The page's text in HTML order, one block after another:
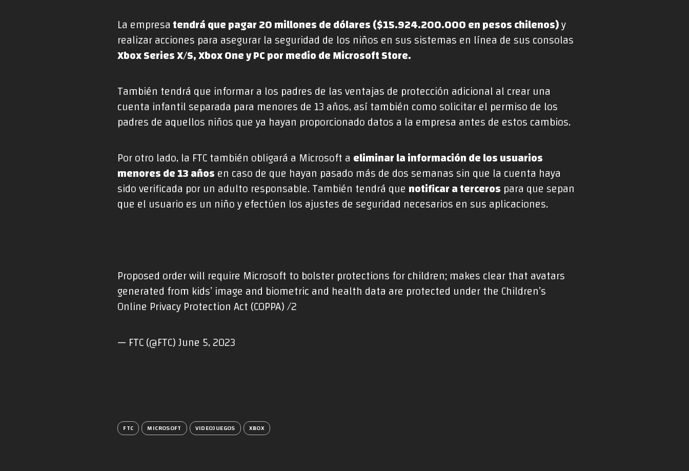
La empresatendrá que pagar 20 millones de dólares ($15.924.200.000 en pesos chilenos)y
realizar acciones para asegurar la seguridad de los niños en sus sistemas en línea de sus consolas
Xbox Series X/S, Xbox One y PC por medio de Microsoft Store.
También tendrá que informar a los padres de las ventajas de protección adicional al crear una
cuenta infantil separada para menores de 13 años, así también como solicitar el permiso de los
padres de aquellos niños que ya hayan proporcionado datos a la empresa antes de estos cambios.
Por otro lado, la FTC también obligará a Microsoft a eliminar la información de los usuarios
menores de 13 añosen caso de que hayan pasado más de dos semanas sin que la cuenta haya
sido verificada por un adulto responsable. También tendrá que notificar a terceros para que sepan
que el usuario es un niño y efectúen los ajustes de seguridad necesarios en sus aplicaciones.
Proposed order will require Microsoft to bolster protections for children; makes clear that avatars
generated from kids’ image and biometric and health data are protected under the Children’s
Online Privacy Protection Act (COPPA) /2
— FTC (@FTC)June 5, 2023
FTC MICROSOFT VIDEOJUEGOS XBOX